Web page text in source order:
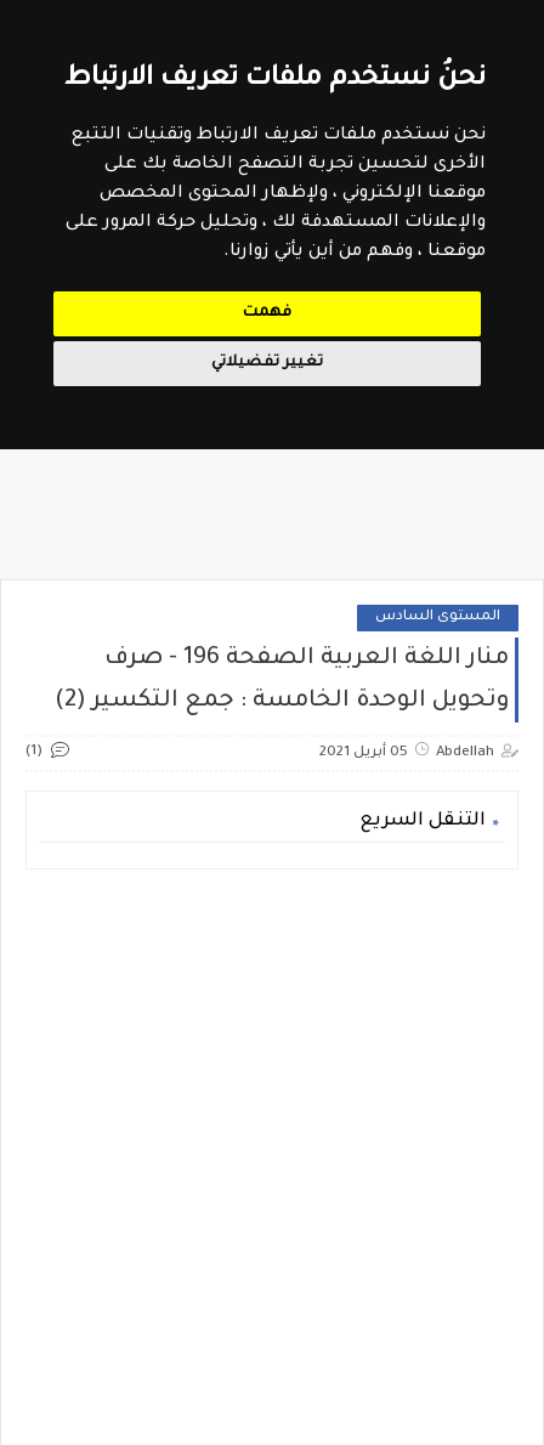
نحنُ نستخدم ملفات تعريف الارتباط
نحن نستخدم ملفات تعريف الارتباط وتقنيات التتبع
الأخرى لتحسين تجربة التصفح الخاصة بك على
موقعنا الإلكتروني ، ولإظهار المحتوى المخصص
والإعلانات المستهدفة لك ، وتحليل حركة المرور على
موقعنا ، وفهم من أين يأتي زوارنا.
فهمت
تغيير تفضيلاتي
المستوى السادس
منار اللغة العربية الصفحة 196 - صرف
وتحويل الوحدة الخامسة : جمع التكسير (2)
Abdellah 05 أبريل 2021 (1)
التنقل السريع